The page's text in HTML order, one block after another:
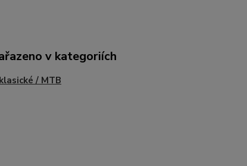
v kategoriích
/ MTB